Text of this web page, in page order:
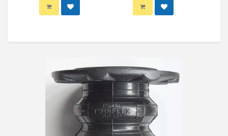
type hiệu Gasso Tây Ban
Nha